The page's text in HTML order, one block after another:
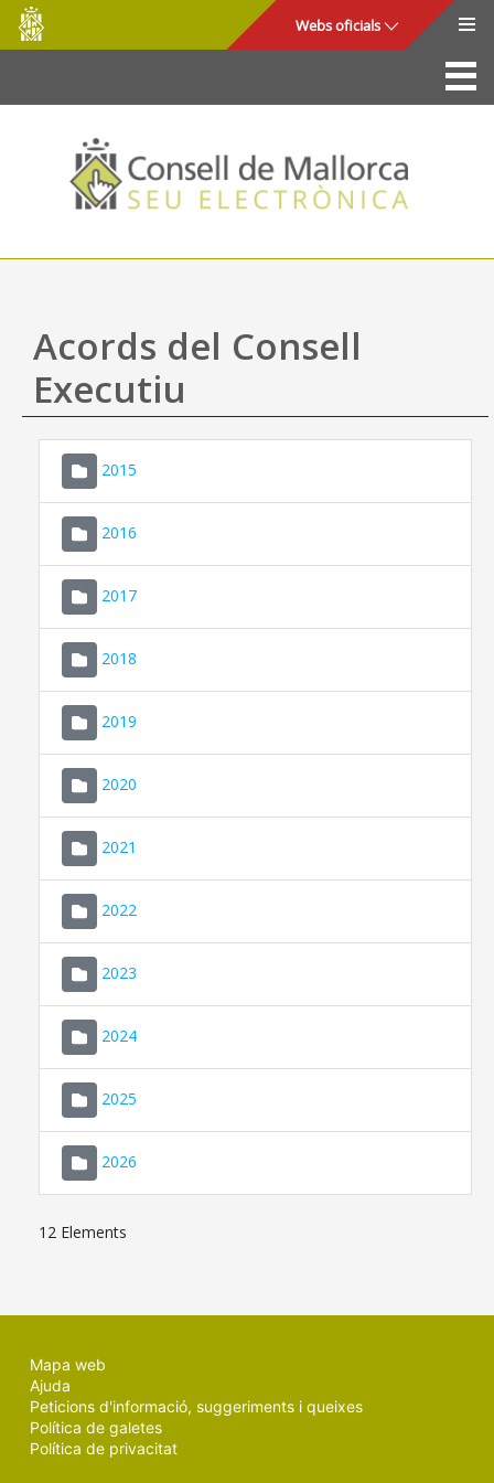
Salta al contingut principal
Consell
de
Mallorca
Webs oficials
La Seu
Consell de Mallorca
Accés i seguretat
Utilitats
Ajuda
Acords del Consell
Executiu
2015
2016
2017
2018
2019
2020
2021
2022
2023
2024
2025
2026
12 Elements
Mapa web
Ajuda
Peticions d'informació, suggeriments i queixes
Política de galetes
Política de privacitat